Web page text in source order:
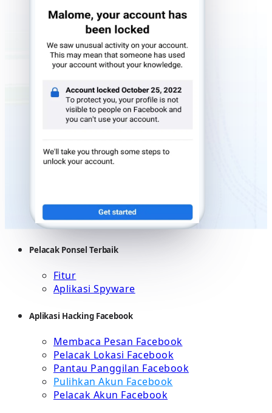
Pelacak Ponsel Terbaik
Fitur
Aplikasi Spyware
Aplikasi Hacking Facebook
Membaca Pesan Facebook
Pelacak Lokasi Facebook
Pantau Panggilan Facebook
Pulihkan Akun Facebook
Pelacak Akun Facebook